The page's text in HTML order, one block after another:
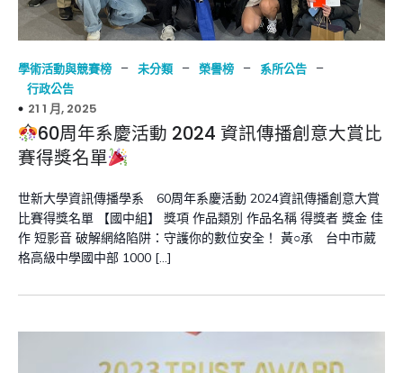
學術活動與競賽榜 – 未分類 – 榮譽榜 – 系所公告 –
行政公告
21 1 月, 2025
60周年系慶活動 2024 資訊傳播創意大賞比
賽得獎名單
世新大學資訊傳播學系 60周年系慶活動 2024資訊傳播創意大賞
比賽得獎名單 【國中組】 獎項 作品類別 作品名稱 得獎者 獎金 佳
作 短影音 破解網絡陷阱：守護你的數位安全！ 黃○承 台中市葳
格高級中學國中部 1000 […]